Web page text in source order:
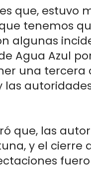
que, estuvo
tenemos
algunas
Agua Azul
una tercera
que, las
y el cierre